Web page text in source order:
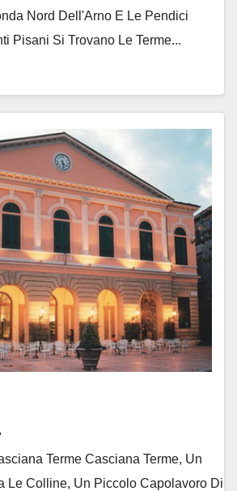
Nord Dell'Arno E Le Pendici
Pisani Si Trovano Le Terme...
Terme Casciana Terme, Un
Le Colline, Un Piccolo Capolavoro Di